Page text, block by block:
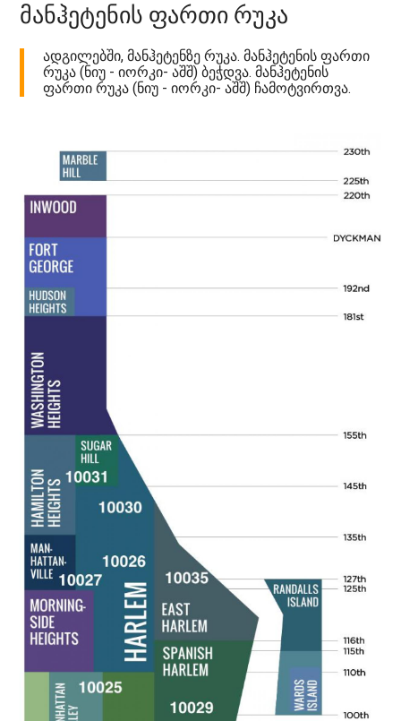
მანჰეტენის ფართი რუკა
ადგილებში, მანჰეტენზე რუკა. მანჰეტენის ფართი
რუკა (ნიუ - იორკი- აშშ) ბეჭდვა. მანჰეტენის
ფართი რუკა (ნიუ - იორკი- აშშ) ჩამოტვირთვა.